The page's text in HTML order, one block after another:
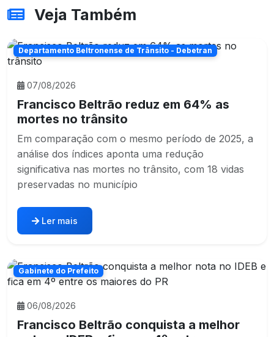
Veja Também
Departamento Beltronense de Trânsito - Debetran
07/08/2026
Francisco Beltrão reduz em 64% as
mortes no trânsito
Em comparação com o mesmo período de 2025, a
análise dos índices aponta uma redução
significativa nas mortes no trânsito, com 18 vidas
preservadas no município
Ler mais
Gabinete do Prefeito
06/08/2026
Francisco Beltrão conquista a melhor